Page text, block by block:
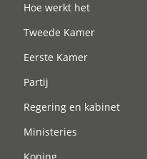
Hoe werkt het
Tweede Kamer
Eerste Kamer
Partij
Regering en kabinet
Ministeries